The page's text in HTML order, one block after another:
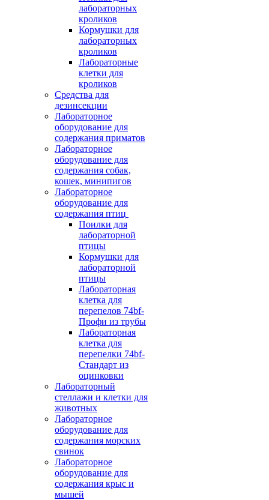
лабораторных
кроликов
Кормушки для
лабораторных
кроликов
Лабораторные
клетки для
кроликов
Средства для
дезинсекции
Лабораторное
оборудование для
содержания приматов
Лабораторное
оборудование для
содержания собак,
кошек, минипигов
Лабораторное
оборудование для
содержания птиц
Поилки для
лабораторной
птицы
Кормушки для
лабораторной
птицы
Лабораторная
клетка для
перепелов 74bf-
Профи из трубы
Лабораторная
клетка для
перепелки 74bf-
Стандарт из
оцинковки
Лабораторный
стеллажи и клетки для
животных
Лабораторное
оборудование для
содержания морских
свинок
Лабораторное
оборудование для
содержания крыс и
мышей